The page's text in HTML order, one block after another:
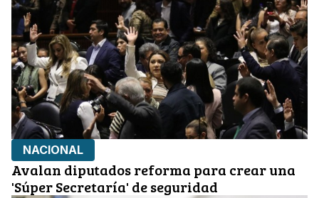
NACIONAL
Avalan diputados reforma para crear una
'Súper Secretaría' de seguridad